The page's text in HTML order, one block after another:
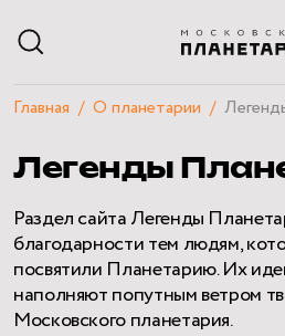
РАСПИСАНИЕ
КУРСЫ И ЛЕКЦИИ
ЧАСТНЫЕ МЕРОПРИЯТИЯ
ПОСЕТИТЕЛЯМ
О ПЛАНЕТАРИИ
НАУЧНЫЙ БЛОГ
Главная О планетарии
Легенды
Раздел сайта Легенды
благодарности тем людям,
посвятили Планетарию. Их
наполняют попутным ветром
Московского планетария.